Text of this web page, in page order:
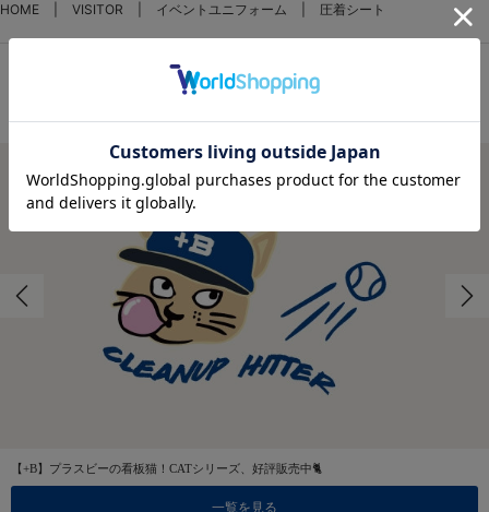
HOME VISITOR イベントユニフォーム 圧着シート
FEATURES
【+B】プラスビーの看板猫！CATシリーズ、好評販売中🐈
一覧を見る